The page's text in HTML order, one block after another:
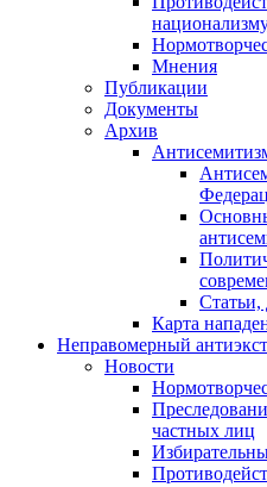
Мнения
Публикации
Документы
Архив
Статьи,
Карта
Неправомерный
Новости
частных лиц